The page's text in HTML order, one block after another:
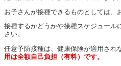
お子さんが接種できるものとしては、
接種するかどうかや接種スケジュール
さい。
任意予防接種は、健康保険が適用され
用は全額自己負担（有料）です。